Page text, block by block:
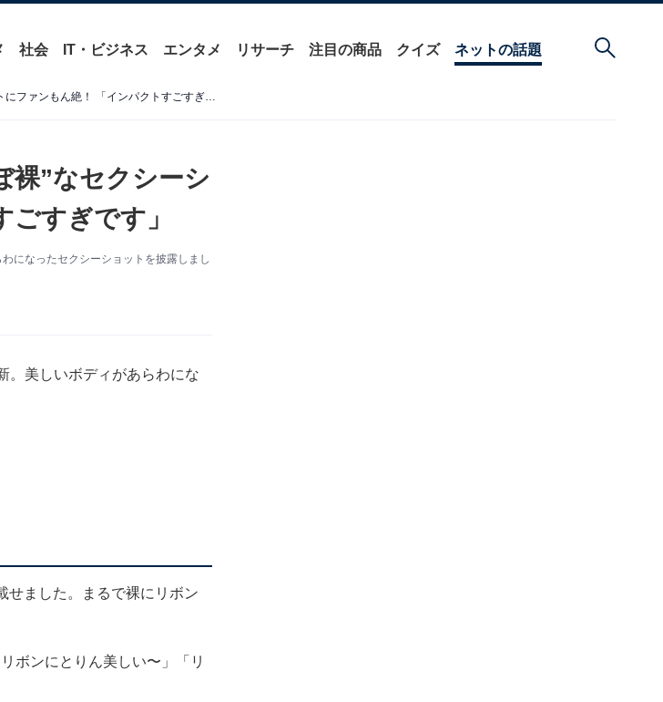
社会 IT・ビジネス エンタメ リサーチ 注目の商品 クイズ ネットの話題
「リボンそこ変われ」似鳥沙也加、“ほぼ裸”なセクシーショットにファンもん絶！ 「インパクトすごすぎです」
裸”なセクシーシ
すぎです」
になったセクシーショットを披露しまし
。美しいボディがあらわにな
せました。まるで裸にリボン
ボンにとりん美しい〜」「リ